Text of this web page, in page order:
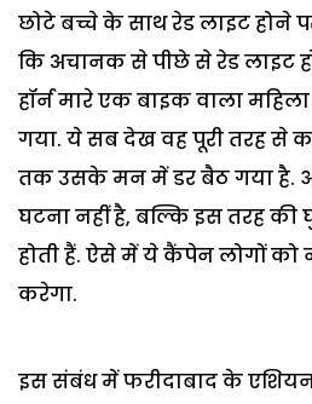
छोटे बच्चे के साथ रेड लाइट होने
कि अचानक से पीछे से रेड लाइट
हॉर्न मारे एक बाइक वाला
गया. ये सब देख वह पूरी तरह से
तक उसके मन में डर बैठ गया है.
घटना नहीं है, बल्कि इस तरह की
होती हैं. ऐसे में ये कैंपेन लोगों
करेगा.
इस संबंध में फरीदाबाद के